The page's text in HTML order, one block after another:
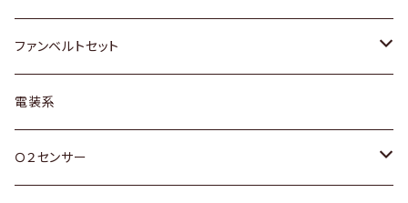
スバル
日野
マツダ
三菱
スバル
マツダ
ダイハツ
マツダ
三菱
スズキ
日産
ダイハツ
トヨタ
スズキ
ダイハツ
ファンベルトセット
トヨタ
ホンダ
電装系
Ｏ２センサー